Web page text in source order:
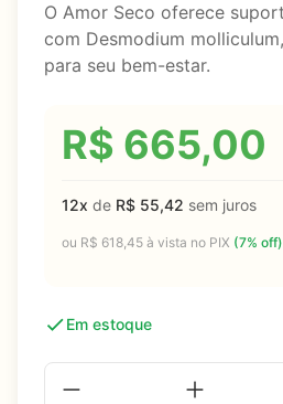
O Amor Seco oferece
com Desmodium
para seu bem-estar.
R$ 665,00
12x de R$ 55,42 sem juros
ou R$ 618,45 à vista no PIX (7% off)
Em estoque